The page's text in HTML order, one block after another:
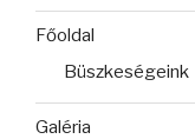
Főoldal
Büszkeségeink
Galéria